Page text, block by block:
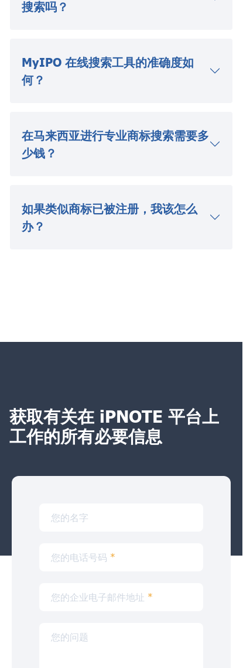
搜索吗？
MyIPO 在线搜索工具的准确度如
何？
在马来西亚进行专业商标搜索需要多
少钱？
如果类似商标已被注册，我该怎么
办？
获取有关在 iPNOTE 平台上
工作的所有必要信息
您的名字
您的电话号码 *
您的企业电子邮件地址 *
您的问题